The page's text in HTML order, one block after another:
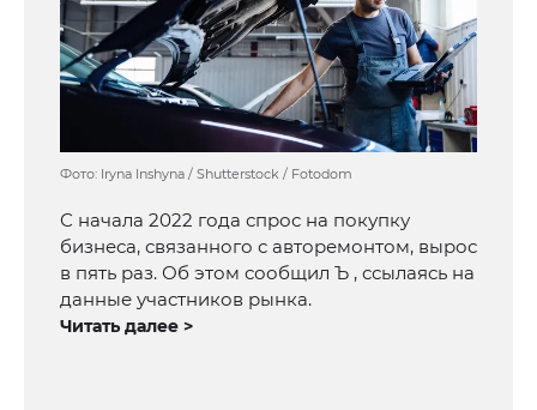
Фото: Iryna Inshyna / Shutterstock / Fotodom
С начала 2022 года спрос на покупку
бизнеса, связанного с авторемонтом, вырос
в пять раз. Об этом сообщил Ъ , ссылаясь на
данные участников рынка.
Читать далее >